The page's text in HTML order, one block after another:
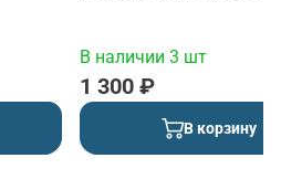
В наличии 3 шт
1 300 ₽
В корзину